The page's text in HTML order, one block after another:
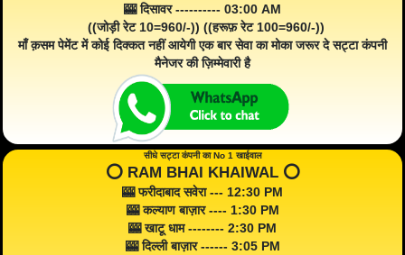
🎰 दिसावर ---------- 03:00 AM
((जोड़ी रेट 10=960/-)) ((हरूफ़ रेट 100=960/-))
माँ क़सम पेमेंट में कोई दिक्कत नहीं आयेगी एक बार सेवा का मोका जरूर दे सट्टा कंपनी
मैनेजर की ज़िम्मेवारी है
सीधे सट्टा कंपनी का No 1 खाईवाल
⭕️ RAM BHAI KHAIWAL ⭕️
🎰 फरीदाबाद सवेरा --- 12:30 PM
🎰 कल्याण बाज़ार ---- 1:30 PM
🎰 खाटू धाम -------- 2:30 PM
🎰 दिल्ली बाज़ार ------ 3:05 PM